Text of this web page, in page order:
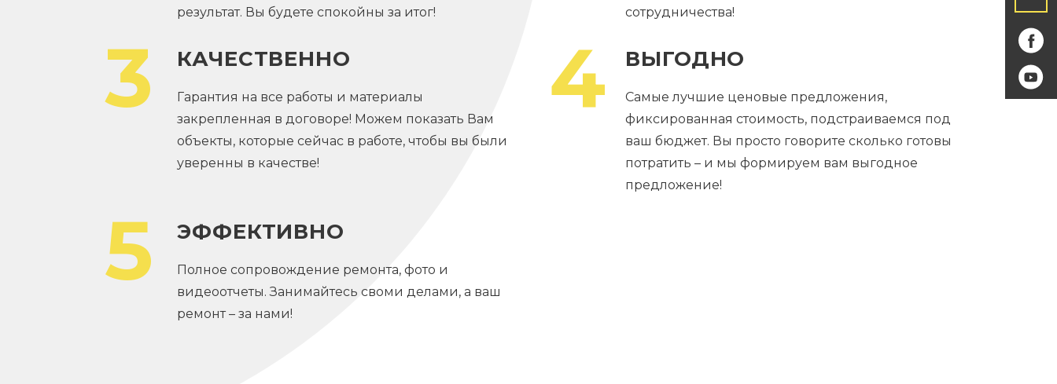
результат. Вы будете спокойны за итог!
сотрудничества!
3 КАЧЕСТВЕННО
Гарантия на все работы и материалы
закрепленная в договоре! Можем показать Вам
объекты, которые сейчас в работе, чтобы вы были
уверенны в качестве!
4 ВЫГОДНО
Самые лучшие ценовые предложения,
фиксированная стоимость, подстраиваемся под
ваш бюджет. Вы просто говорите сколько готовы
потратить – и мы формируем вам выгодное
предложение!
5 ЭФФЕКТИВНО
Полное сопровождение ремонта, фото и
видеоотчеты. Занимайтесь своми делами, а ваш
ремонт – за нами!